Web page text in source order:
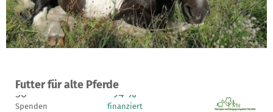
Futter für alte Pferde
Ein Projekt in Wiesenburg OT Grubo, Deutschland
56
Spenden
94 %
finanziert fehlen noch